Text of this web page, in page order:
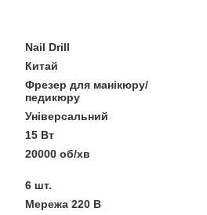
Nail Drill
Китай
Фрезер для манікюру/
педикюру
Універсальний
15 Вт
20000 об/хв
6 шт.
Мережа 220 В